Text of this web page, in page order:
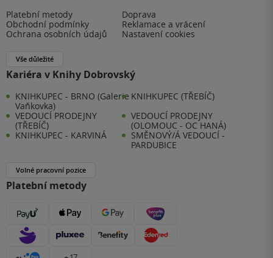
Platební metody
Doprava
Obchodní podmínky
Reklamace a vrácení
Ochrana osobních údajů
Nastavení cookies
Vše důležité
Kariéra v Knihy Dobrovský
KNIHKUPEC - BRNO (Galerie
Vaňkovka)
KNIHKUPEC (TŘEBÍČ)
VEDOUCÍ PRODEJNY
(TŘEBÍČ)
VEDOUCÍ PRODEJNY
(OLOMOUC - OC HANÁ)
KNIHKUPEC - KARVINÁ
SMĚNOVÝ/Á VEDOUCÍ -
PARDUBICE
Volné pracovní pozice
Platební metody